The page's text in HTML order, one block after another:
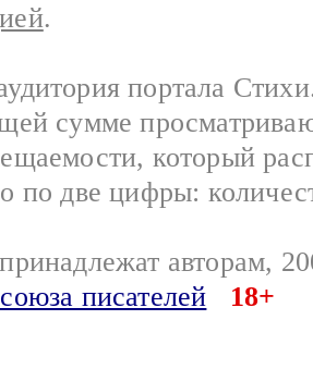
.
портала
сумме
который
по две цифры:
авторам,
писателей
18+